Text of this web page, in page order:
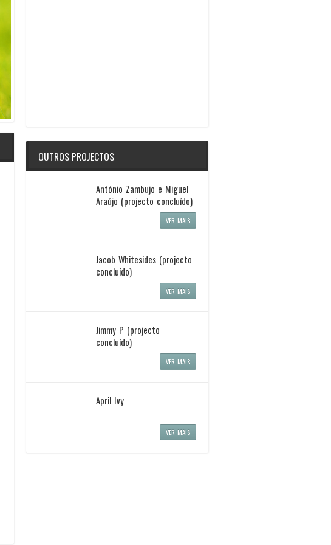
OUTROS PROJECTOS
António Zambujo e Miguel
Araújo (projecto concluído)
VER MAIS
Jacob Whitesides (projecto
concluído)
VER MAIS
Jimmy P (projecto
concluído)
VER MAIS
April Ivy
VER MAIS